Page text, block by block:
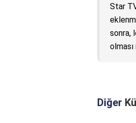
Star
sonra,
Diğer